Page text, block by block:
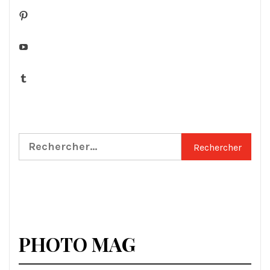
Pinterest
YouTube
Tumblr
Rechercher :
PHOTO MAG